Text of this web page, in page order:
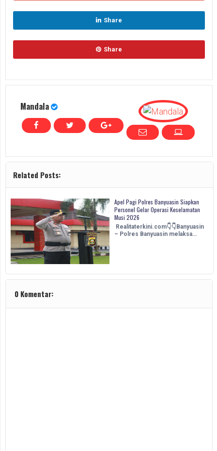
Share
Share
Mandala
Related Posts:
Apel Pagi Polres Banyuasin Siapkan
Personel Gelar Operasi Keselamatan
Musi 2026
Realitaterkini.com👇👇Banyuasin
– Polres Banyuasin melaksa…
0 Komentar: